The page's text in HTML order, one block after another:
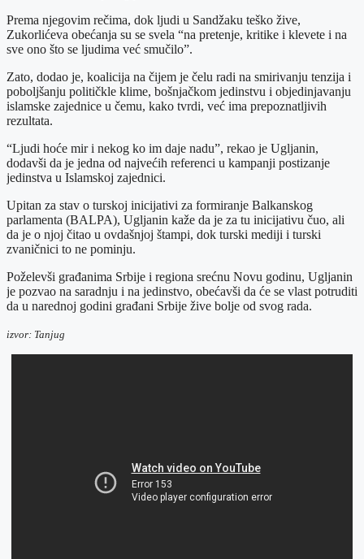
Prema njegovim rečima, dok ljudi u Sandžaku teško žive,
Zukorlićeva obećanja su se svela “na pretenje, kritike i klevete i na
sve ono što se ljudima već smučilo”.
Zato, dodao je, koalicija na čijem je čelu radi na smirivanju tenzija i
poboljšanju političkle klime, bošnjačkom jedinstvu i objedinjavanju
islamske zajednice u čemu, kako tvrdi, već ima prepoznatljivih
rezultata.
“Ljudi hoće mir i nekog ko im daje nadu”, rekao je Ugljanin,
dodavši da je jedna od najvećih referenci u kampanji postizanje
jedinstva u Islamskoj zajednici.
Upitan za stav o turskoj inicijativi za formiranje Balkanskog
parlamenta (BALPA), Ugljanin kaže da je za tu inicijativu čuo, ali
da je o njoj čitao u ovdašnjoj štampi, dok turski mediji i turski
zvaničnici to ne pominju.
Poželevši građanima Srbije i regiona srećnu Novu godinu, Ugljanin
je pozvao na saradnju i na jedinstvo, obećavši da će se vlast potruditi
da u narednoj godini građani Srbije žive bolje od svog rada.
izvor: Tanjug